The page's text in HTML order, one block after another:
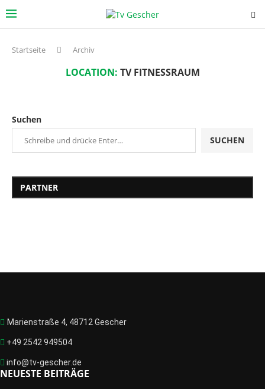
Startseite Archiv
LOCATION: TV FITNESSRAUM
Suchen
SUCHEN
PARTNER
Marienstraße 4, 48712 Gescher
+49 2542 949504
info@tv-gescher.de
NEUESTE BEITRÄGE